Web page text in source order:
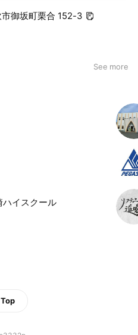
御坂町栗合 152-3
See more
ハイスクール
Top